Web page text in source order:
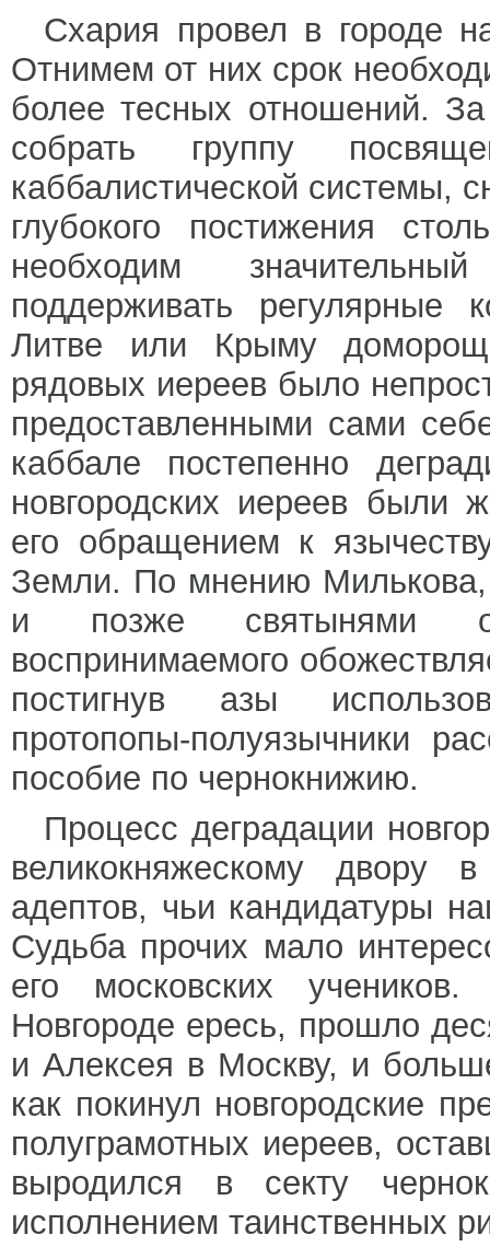
Схария провел в городе
Отнимем от них срок
более тесных отношений.
собрать группу
каббалистической системы,
глубокого постижения
необходим
поддерживать регулярные
Литве или Крыму
рядовых иереев было
предоставленными сами
каббале постепенно
новгородских иереев были
его обращением к
Земли. По мнению Милькова,
и позже святынями
воспринимаемого
постигнув азы
протопопы-полуязычники
пособие по чернокнижию.
Процесс деградации
великокняжескому двору
адептов, чьи кандидатуры
Судьба прочих мало
его московских
Новгороде ересь, прошло
и Алексея в Москву, и
как покинул новгородские
полуграмотных иереев,
выродился в секту
исполнением таинственных